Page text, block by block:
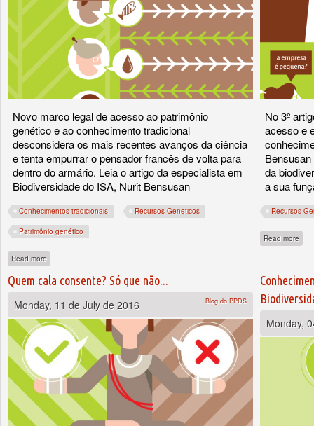
Novo marco legal de acesso ao patrimônio
genético e ao conhecimento tradicional
desconsidera os mais recentes avanços da ciência
e tenta empurrar o pensador francês de volta para
dentro do armário. Leia o artigo da especialista em
Biodiversidade do ISA, Nurit Bensusan
Conhecimentos tradicionais Recursos Geneticos
Patrimônio genético
Read more
No 3º
acesso e
da
a sua
Recursos
Read more
Quem cala consente? Só que não...
Monday, 11 de July de 2016
Blog do PPDS
Monday,